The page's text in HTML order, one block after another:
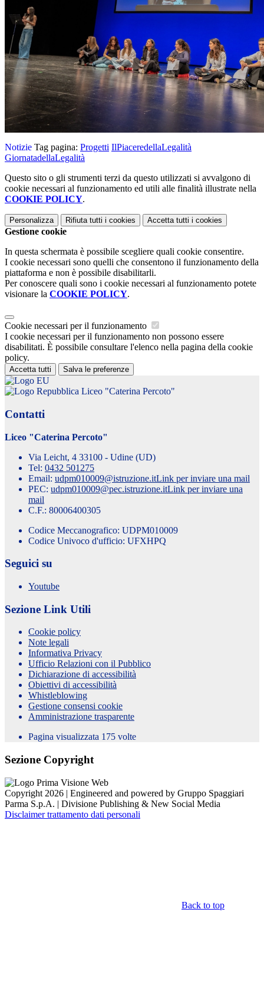
Notizie Tag pagina: Progetti IlPiaceredellaLegalità
GiornatadellaLegalità
Questo sito o gli strumenti terzi da questo utilizzati si avvalgono di
cookie necessari al funzionamento ed utili alle finalità illustrate nella
COOKIE POLICY.
Personalizza Rifiuta tutti i cookies Accetta tutti i cookies
Gestione cookie
In questa schermata è possibile scegliere quali cookie consentire.
I cookie necessari sono quelli che consentono il funzionamento della
piattaforma e non è possibile disabilitarli.
Per conoscere quali sono i cookie necessari al funzionamento potete
visionare la COOKIE POLICY.
Cookie necessari per il funzionamento
I cookie necessari per il funzionamento non possono essere
disabilitati. È possibile consultare l'elenco nella pagina della cookie
policy.
Accetta tutti Salva le preferenze
Liceo "Caterina Percoto"
Contatti
Liceo "Caterina Percoto"
Via Leicht, 4 33100 - Udine (UD)
Tel: 0432 501275
Email: udpm010009@istruzione.itLink per inviare una mail
PEC: udpm010009@pec.istruzione.itLink per inviare una
mail
C.F.: 80006400305
Codice Meccanografico: UDPM010009
Codice Univoco d'ufficio: UFXHPQ
Seguici su
Youtube
Sezione Link Utili
Cookie policy
Note legali
Informativa Privacy
Ufficio Relazioni con il Pubblico
Dichiarazione di accessibilità
Obiettivi di accessibilità
Whistleblowing
Gestione consensi cookie
Amministrazione trasparente
Pagina visualizzata 175 volte
Sezione Copyright
Copyright 2026 | Engineered and powered by Gruppo Spaggiari
Parma S.p.A. | Divisione Publishing & New Social Media
Disclaimer trattamento dati personali
Back to top